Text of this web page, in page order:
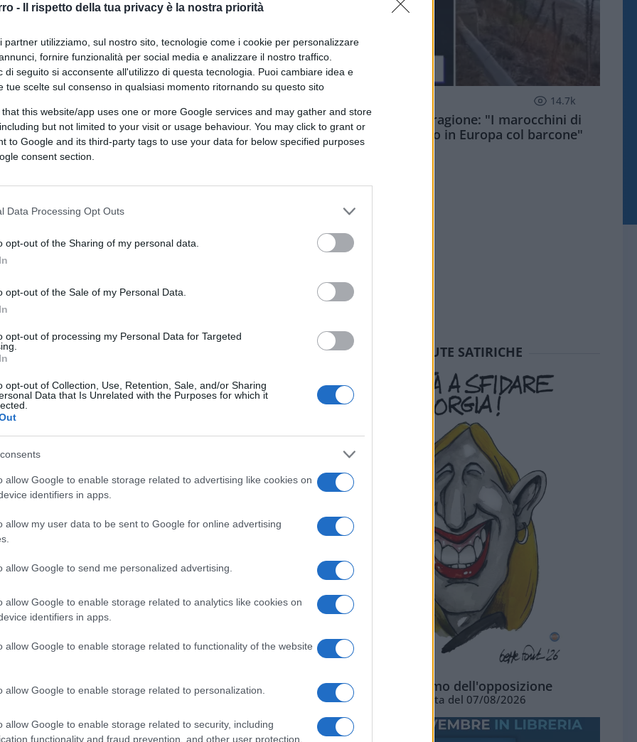
- Il rispetto della tua privacy è la nostra priorità
partner utilizziamo, sul nostro sito, tecnologie come i cookie per personalizzare
fornire funzionalità per social media e analizzare il nostro traffico.
di seguito si acconsente all'utilizzo di questa tecnologia. Puoi cambiare idea e
tue scelte sul consenso in qualsiasi momento ritornando su questo sito
that this website/app uses one or more Google services and may gather and store
but not limited to your visit or usage behaviour. You may click to grant or
to Google and its third-party tags to use your data for below specified purposes
consent section.
Data Processing Opt Outs
opt-out of the Sharing of my personal data.
opt-out of the Sale of my Personal Data.
opt-out of processing my Personal Data for Targeted
opt-out of Collection, Use, Retention, Sale, and/or Sharing
Data that Is Unrelated with the Purposes for which it
allow Google to enable storage related to advertising like cookies on
identifiers in apps.
allow my user data to be sent to Google for online advertising
allow Google to send me personalized advertising.
allow Google to enable storage related to analytics like cookies on
identifiers in apps.
allow Google to enable storage related to functionality of the website
allow Google to enable storage related to personalization.
allow Google to enable storage related to security, including
functionality and fraud prevention, and other user protection.
in un modo o nell’altro, il
dei manufatti griffati a una ditta
così nascere quella famosa slavina di
stare anche le retribuzioni da
ai 2-3 euro l’ora, per fortuna esentasse
pure sull’impiego di manodopera
lavorare senza le adeguate misure di
e con condizioni igienico sanitarie
di Acqua di Giò per rifocillarsi.
atto misure per “minimizzare abusi nella
noi per non credergli? Ma in fondo, ci
sin qui. Ma che capi ed accessori firmati
moda italiana, roba talmente chic
“Made in Italy” da essere realizzati
una risposta: a parte il marchio e
14.7k
Meloni aveva ragione: "I marocchini di
Ceuta sbarcano in Europa col barcone"
SEDUTE SATIRICHE
L'ottimismo dell'opposizione
Vignetta del 07/08/2026